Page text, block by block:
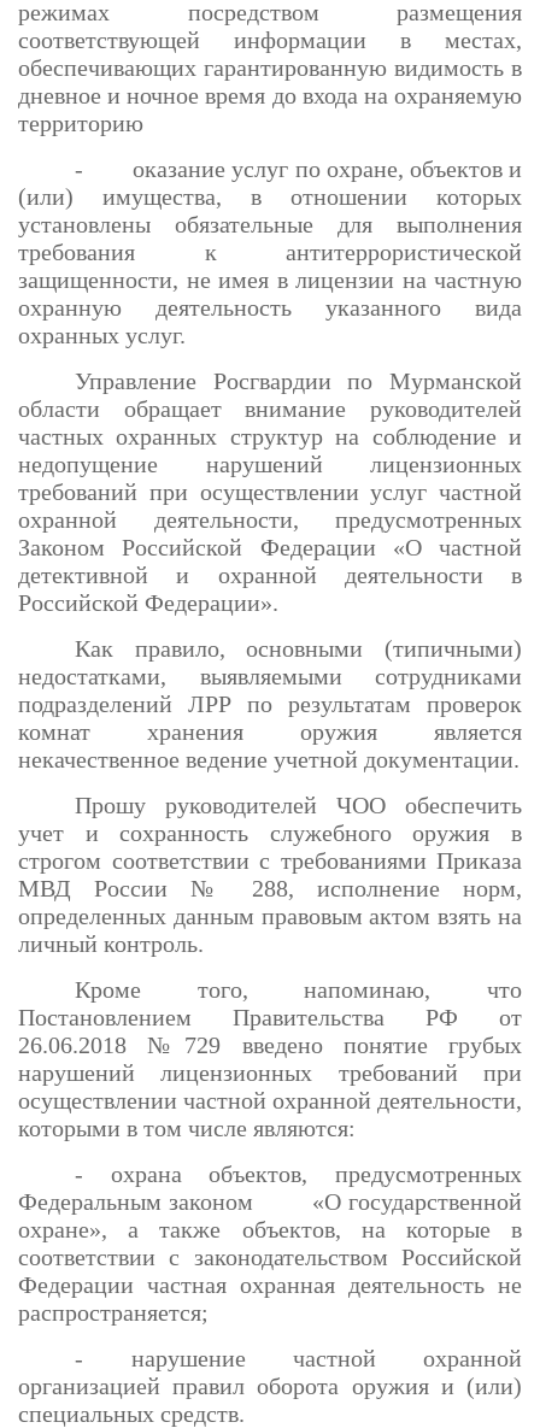
режимах посредством размещения
соответствующей информации в местах,
обеспечивающих гарантированную видимость в
дневное и ночное время до входа на охраняемую
территорию
- оказание услуг по охране, объектов и
(или) имущества, в отношении которых
установлены обязательные для выполнения
требования к антитеррористической
защищенности, не имея в лицензии на частную
охранную деятельность указанного вида
охранных услуг.
Управление Росгвардии по Мурманской
области обращает внимание руководителей
частных охранных структур на соблюдение и
недопущение нарушений лицензионных
требований при осуществлении услуг частной
охранной деятельности, предусмотренных
Законом Российской Федерации «О частной
детективной и охранной деятельности в
Российской Федерации».
Как правило, основными (типичными)
недостатками, выявляемыми сотрудниками
подразделений ЛРР по результатам проверок
комнат хранения оружия является
некачественное ведение учетной документации.
Прошу руководителей ЧОО обеспечить
учет и сохранность служебного оружия в
строгом соответствии с требованиями Приказа
МВД России № 288, исполнение норм,
определенных данным правовым актом взять на
личный контроль.
Кроме того, напоминаю, что
Постановлением Правительства РФ от
26.06.2018 №729 введено понятие грубых
нарушений лицензионных требований при
осуществлении частной охранной деятельности,
которыми в том числе являются:
- охрана объектов, предусмотренных
Федеральным законом «О государственной
охране», а также объектов, на которые в
соответствии с законодательством Российской
Федерации частная охранная деятельность не
распространяется;
- нарушение частной охранной
организацией правил оборота оружия и (или)
специальных средств.